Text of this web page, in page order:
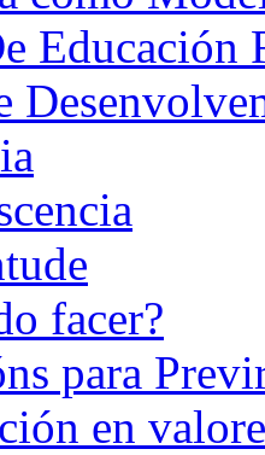
Educación
facer?
para
en